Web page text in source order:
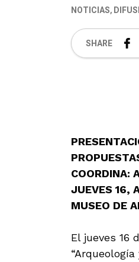
NOTICIAS,
SHARE
COORDINA:
JUEVES 16,
MUSEO DE
El jueves 16